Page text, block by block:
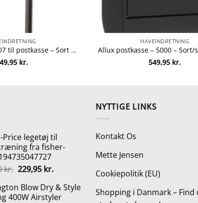
Allux stander 1007 til postkasse – Sort fra allux 5701701590085
kr.
HAVEINDRETNING
549,95 kr.
Price legetøj til
fra fisher-
kr. Den
pris
var:
229,95 kr.Den
pris
er:
Blow Dry & Style
400W Airstyler
NYTTIGE LINKS
Kontakt Os
Mette Jensen
Cookiepolitik (EU)
Shopping i Danmark – Find